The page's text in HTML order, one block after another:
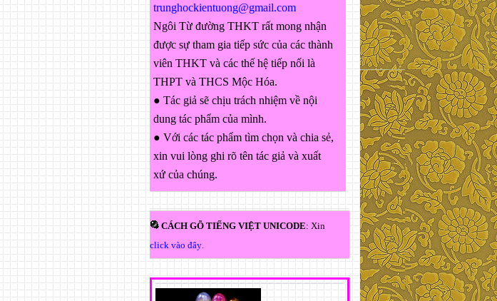
trunghockientuong@gmail.com
Ngôi Từ đường THKT rất mong nhận
được sự tham gia tiếp sức của các thành
viên THKT và các thế hệ tiếp nối là
THPT và THCS Mộc Hóa.
● Tác giả sẽ chịu trách nhiệm về nội
dung tác phẩm của mình.
● Với các tác phẩm tìm chọn và chia sẻ,
xin vui lòng ghi rõ tên tác giả và xuất
xứ của chúng.
CÁCH GÕ TIẾNG VIỆT UNICODE: Xin
click vào đây